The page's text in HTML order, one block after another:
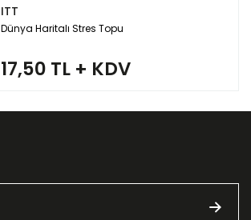
ITT
Dünya Haritalı Stres Topu
17,50 TL + KDV